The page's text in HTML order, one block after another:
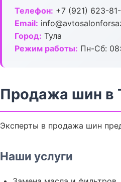
Телефон: +7 (921) 623-
Email:
Город: Тула
Режим работы: Пн-Сб:
Продажа шин в
Эксперты в продажа шин
Наши услуги